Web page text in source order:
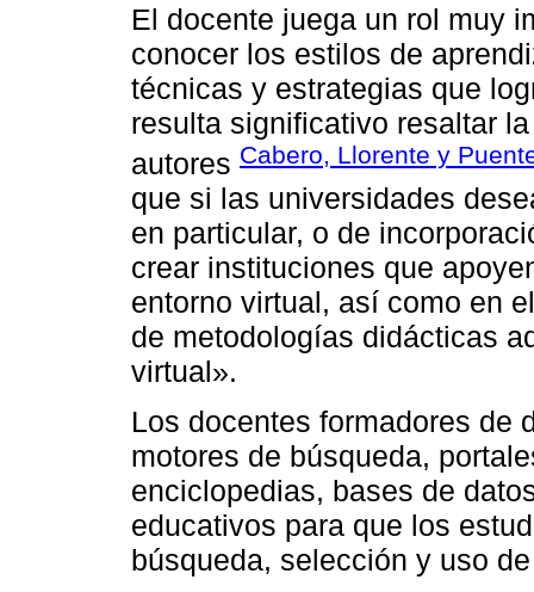
El docente juega un rol muy
conocer los estilos de
técnicas y estrategias que
resulta significativo resaltar
autores Cabero, Llorente y
que si las universidades
en particular, o de
crear instituciones que
entorno virtual, así como en
de metodologías didácticas
virtual».
Los docentes formadores de
motores de búsqueda,
enciclopedias, bases de
educativos para que los
búsqueda, selección y uso